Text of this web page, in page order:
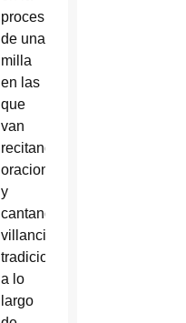
procesión
de una
milla
en las
que
van
recitando
oraciones
y
cantando
villancicos
tradicionales
a lo
largo